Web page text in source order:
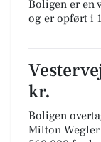
Boligen er en
og er opført i
kr.
Boligen
Milton